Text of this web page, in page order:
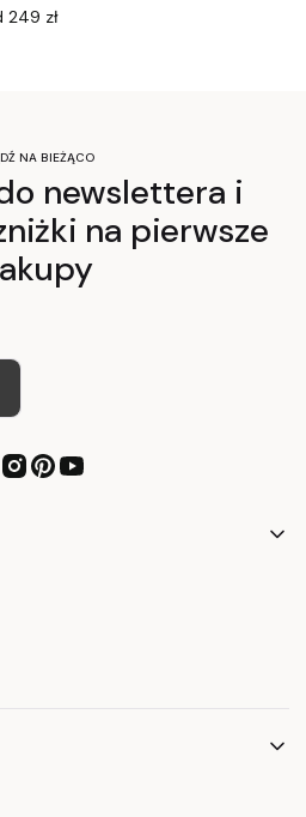
249 zł
NA BIEŻĄCO
newslettera i
na pierwsze